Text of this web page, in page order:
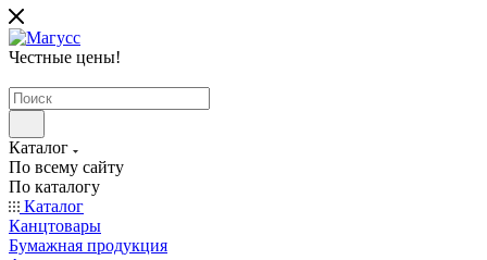
Честные цены!
Каталог
По всему сайту
По каталогу
Каталог
Канцтовары
Бумажная продукция